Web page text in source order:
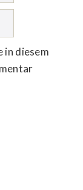
in diesem